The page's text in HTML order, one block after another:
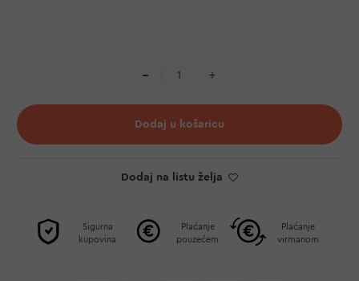
Dodaj u košaricu
Dodaj na listu želja
Sigurna
kupovina
Plaćanje
pouzećem
Plaćanje
virmanom